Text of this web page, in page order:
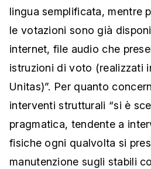
lingua semplificata, mentre
le votazioni sono già
internet, file audio che
istruzioni di voto (realizzati
Unitas)”. Per quanto
interventi strutturali “si è
pragmatica, tendente a
fisiche ogni qualvolta si
manutenzione sugli stabili